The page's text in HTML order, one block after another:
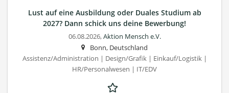
Lust auf eine Ausbildung oder Duales Studium ab
2027? Dann schick uns deine Bewerbung!
06.08.2026,Aktion Mensch e.V.
Bonn, Deutschland
Assistenz/Administration | Design/Grafik | Einkauf/Logistik |
HR/Personalwesen | IT/EDV